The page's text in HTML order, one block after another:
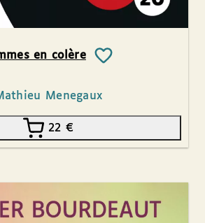
en colère
Menegaux
22 €